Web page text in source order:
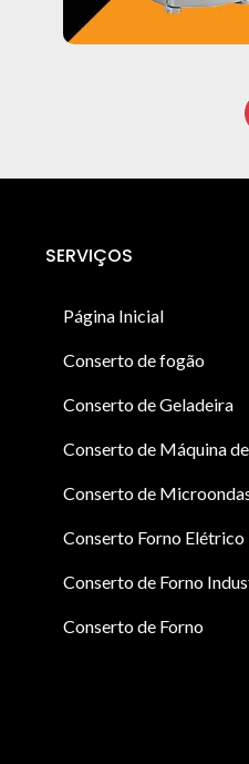
SERVIÇOS
Página Inicial
Conserto de fogão
Conserto de Geladeira
Conserto de Máquina
Conserto de
Conserto Forno Elétrico
Conserto de Forno
Conserto de Forno